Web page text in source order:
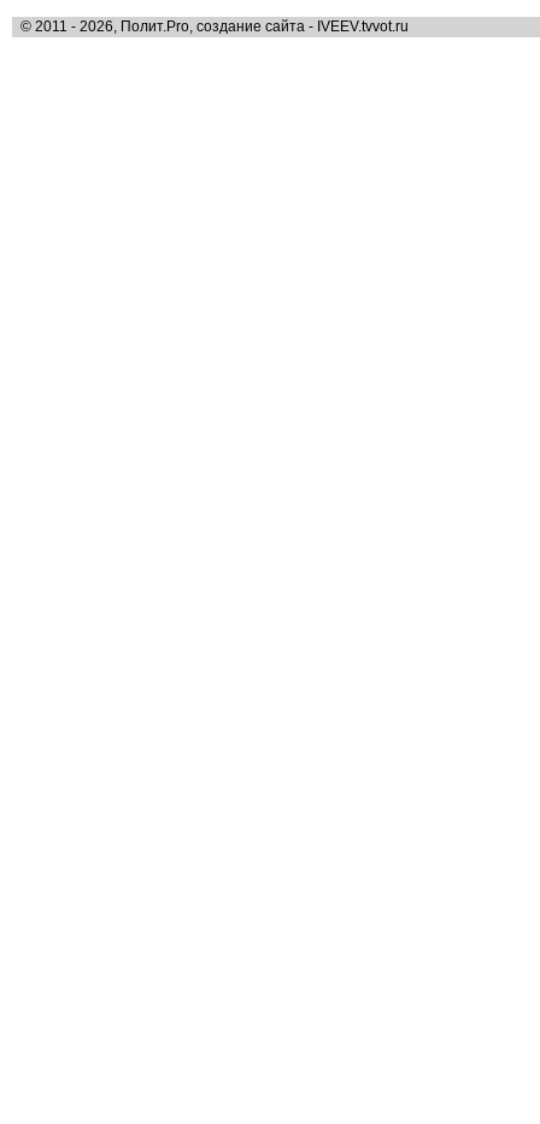
© 2011 - 2026, Полит.Pro, создание сайта - IVEEV.tvvot.ru